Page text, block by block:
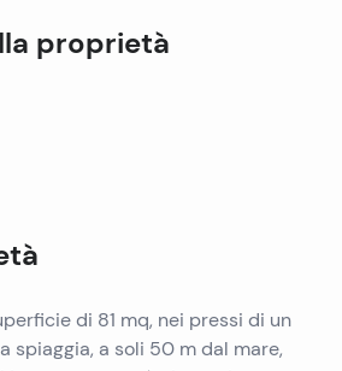
proprietà
di 81 mq, nei pressi di un
spiaggia, a soli 50 m dal mare,